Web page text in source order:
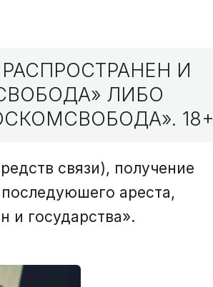
И
ЛИБО
18+
связи), получение
ареста,
и государства».